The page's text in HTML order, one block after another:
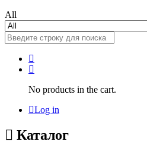
All
No products in the cart.
Log in
Каталог